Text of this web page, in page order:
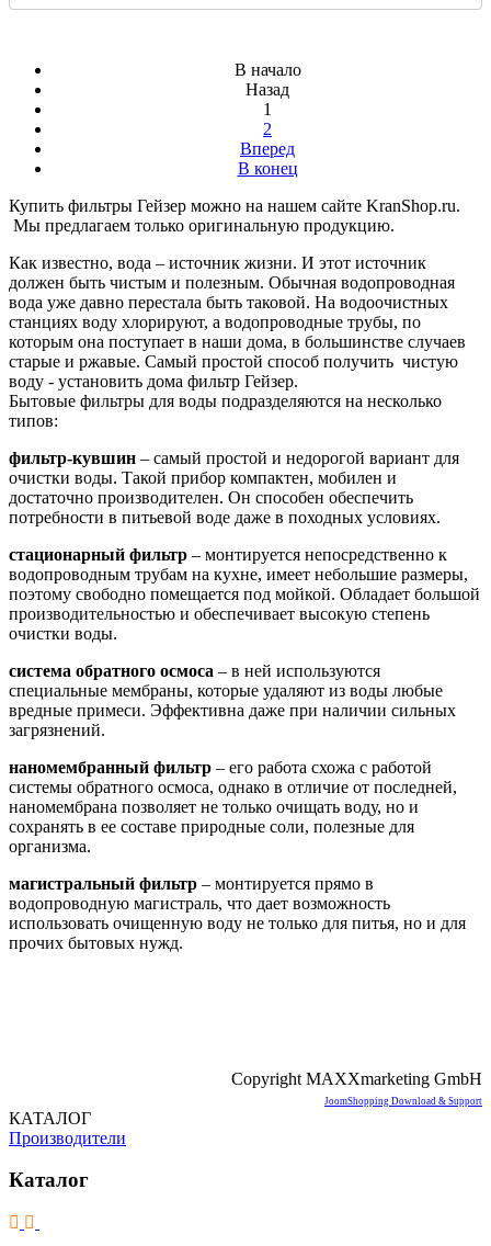
В начало
Назад
1
2
Вперед
В конец
Купить фильтры Гейзер можно на нашем сайте KranShop.ru.
Мы предлагаем только оригинальную продукцию.
Как известно, вода – источник жизни. И этот источник
должен быть чистым и полезным. Обычная водопроводная
вода уже давно перестала быть таковой. На водоочистных
станциях воду хлорируют, а водопроводные трубы, по
которым она поступает в наши дома, в большинстве случаев
старые и ржавые. Самый простой способ получить чистую
воду - установить дома фильтр Гейзер.
Бытовые фильтры для воды подразделяются на несколько
типов:
фильтр-кувшин – самый простой и недорогой вариант для
очистки воды. Такой прибор компактен, мобилен и
достаточно производителен. Он способен обеспечить
потребности в питьевой воде даже в походных условиях.
стационарный фильтр – монтируется непосредственно к
водопроводным трубам на кухне, имеет небольшие размеры,
поэтому свободно помещается под мойкой. Обладает большой
производительностью и обеспечивает высокую степень
очистки воды.
система обратного осмоса – в ней используются
специальные мембраны, которые удаляют из воды любые
вредные примеси. Эффективна даже при наличии сильных
загрязнений.
наномембранный фильтр – его работа схожа с работой
системы обратного осмоса, однако в отличие от последней,
наномембрана позволяет не только очищать воду, но и
сохранять в ее составе природные соли, полезные для
организма.
магистральный фильтр – монтируется прямо в
водопроводную магистраль, что дает возможность
использовать очищенную воду не только для питья, но и для
прочих бытовых нужд.
Copyright MAXXmarketing GmbH
JoomShopping Download & Support
КАТАЛОГ
Производители
Каталог